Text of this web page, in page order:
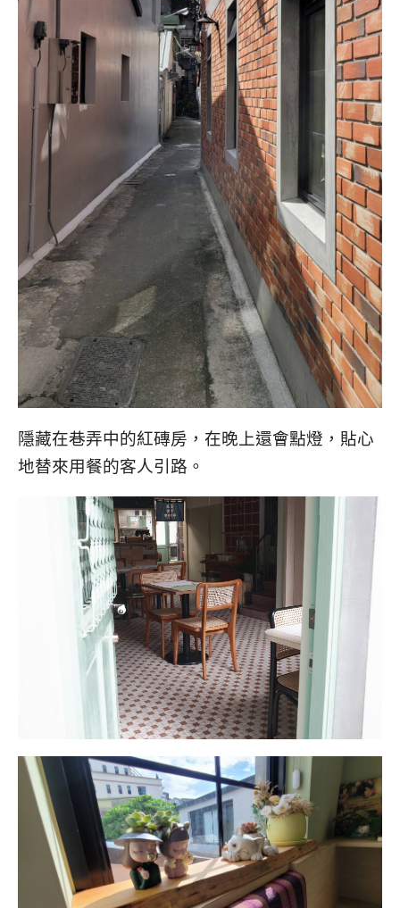
隱藏在巷弄中的紅磚房，在晚上還會點燈，貼心
地替來用餐的客人引路。